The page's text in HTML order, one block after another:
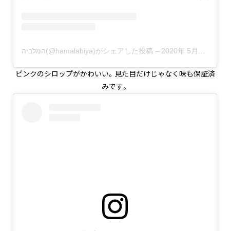
המלביה(@hamalabiya)がシェアした投稿 – 2020年 5月月14日午前11時27分PDT
ピンクのシロップがかわいい。見た目だけじゃなく味も保証済
みです。